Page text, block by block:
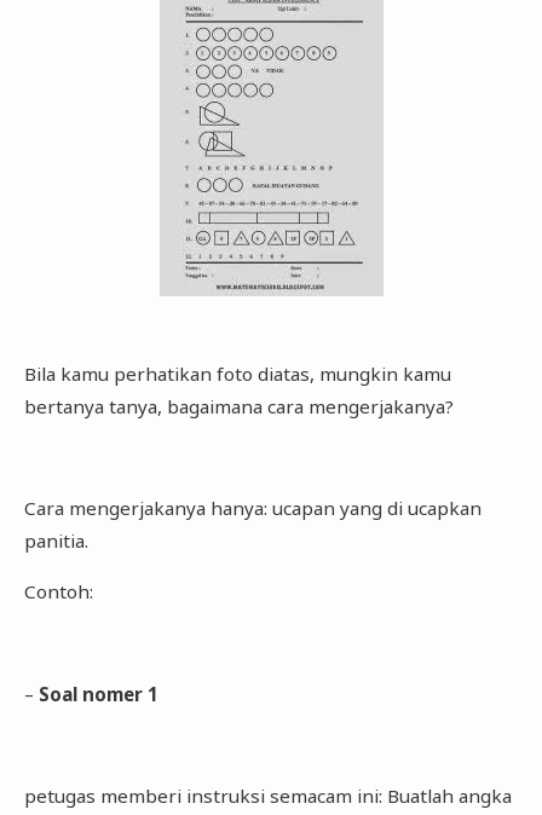
Bila kamu perhatikan foto diatas, mungkin kamu
bertanya tanya, bagaimana cara mengerjakanya?
Cara mengerjakanya hanya: ucapan yang di ucapkan
panitia.
Contoh:
– Soal nomer 1
petugas memberi instruksi semacam ini: Buatlah angka